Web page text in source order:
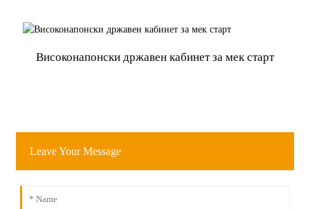
Високонапонски државен кабинет за мек старт
Leave Your Message